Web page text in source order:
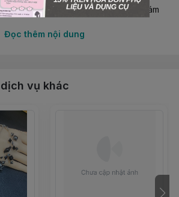
size 8mm, #5601 size 6mm màu xám
dây rhodium từJapan
Đọc thêm nội dung
vụ khác